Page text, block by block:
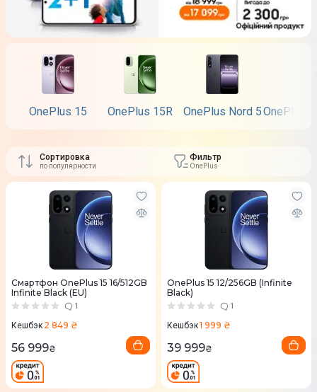
OnePlus 15 OnePlus 15R OnePlus Nord 5OnePlus
Сортировка
по популярности
Фильтр
OnePlus
Смартфон OnePlus 15 16/512GB
Infinite Black (EU)
1
Кешбэк 2 849 ₴
56 999₴
OnePlus 15 12/256GB (Infinite
Black)
1
Кешбэк1 999 ₴
39 999₴